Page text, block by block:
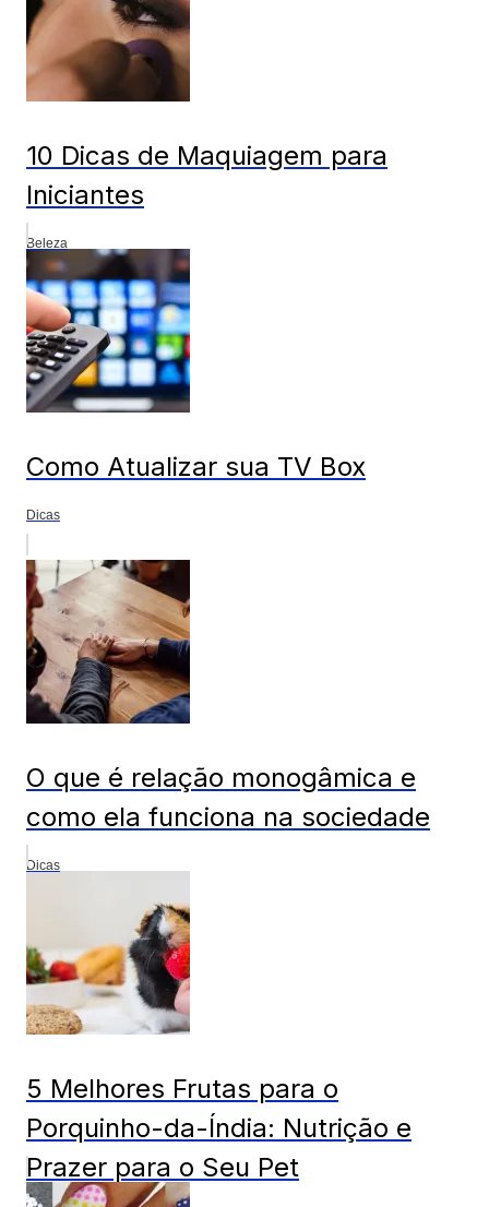
10 Dicas de Maquiagem para
Iniciantes
Beleza
Como Atualizar sua TV Box
Dicas
O que é relação monogâmica e
como ela funciona na sociedade
Dicas
5 Melhores Frutas para o
Porquinho-da-Índia: Nutrição e
Prazer para o Seu Pet